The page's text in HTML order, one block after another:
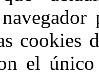
el único